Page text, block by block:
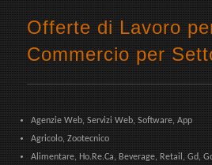
Offerte di Lavoro
Commercio per
Agenzie Web, Servizi Web, Software, App
Agricolo, Zootecnico
Alimentare, Ho.Re.Ca, Beverage, Retail, Gd,